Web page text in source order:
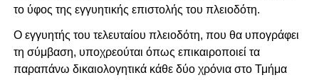
το ύφος της εγγυητικής επιστολής του πλειοδότη.
Ο εγγυητής του τελευταίου πλειοδότη, που θα υπογράφει
τη σύμβαση, υποχρεούται όπως επικαιροποιεί τα
παραπάνω δικαιολογητικά κάθε δύο χρόνια στο Τμήμα